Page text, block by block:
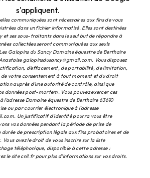
s'appliquent.
communiquées sont nécessaires aux fins de vous
dans un fichier informatisé. Elles sont destinées
et ses sous-traitants dans le seul but de répondre à
collectées seront communiquées aux seuls
Galopins du Sancy Domaine équestre de Berthaire
galopinsdusancy@gmail.com. Vous disposez
d’effacement, de portabilité, de limitation,
votre consentement à tout moment et du droit
auprès d’une autorité de contrôle, ainsi que
données post-mortem. Vous pouvez exercer ces
l'adresse Domaine équestre de Berthaire 63610
ou par courrier électronique à l'adresse
Un justificatif d'identité pourra vous être
vos données pendant la période de prise de
de prescription légale aux fins probatoires et de
Vous avez le droit de vous inscrire sur la liste
téléphonique, disponible à cette adresse :
le site cnil.fr pour plus d’informations sur vos droits.